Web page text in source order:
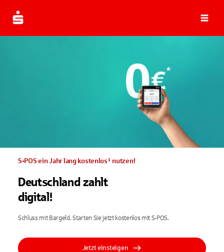
S-POS ein Jahr lang kostenlos¹ nutzen!
Deutschland zahlt
digital!
Schluss mit Bargeld. Starten Sie jetzt kostenlos mit S-POS.
Jetzt einsteigen